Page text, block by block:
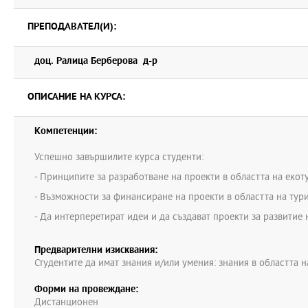
" Партньори
Обем: от 3 до 6 стандартни страници
Всеки семестър обектът се актуализира. В Мудъл се активира
ПРЕПОДАВАТЕЛ(И):
доц. Ралица Берберова д-р
ОПИСАНИЕ НА КУРСА:
Компетенции:
Успешно завършилите курса студенти:
- Принципите за разработване на проекти в областта на
- Възможности за финансиране на проекти в областта на
- Да интерперетират идеи и да създават проекти за развитие
Предварителни изисквания:
Студентите да имат знания и/или умения: знания в областта
Форми на провеждане:
Дистанционен